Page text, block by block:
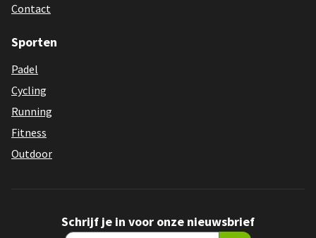
Contact
Sporten
Padel
Cycling
Running
Fitness
Outdoor
Schrijf je in voor onze nieuwsbrief